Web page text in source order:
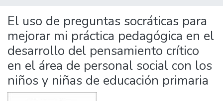
Statistics
Reglamento
Formatos
El uso de preguntas socráticas para
mejorar mi práctica pedagógica en el
desarrollo del pensamiento crítico
en el área de personal social con los
niños y niñas de educación primaria